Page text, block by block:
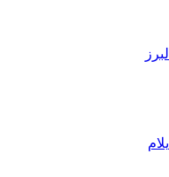
البرز
ایلام